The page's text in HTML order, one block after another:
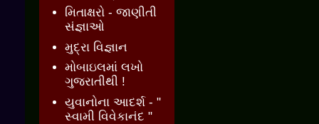
મિતાક્ષરો - જાણીતી
સંજ્ઞાઓ
મુદ્રા વિજ્ઞાન
મોબાઇલમાં લખો
ગુજરાતીથી !
યુવાનોના આદર્શ - "
સ્વામી વિવેકાનંદ "